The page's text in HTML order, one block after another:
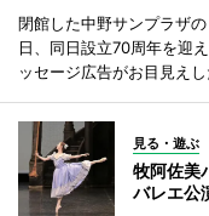
閉館した中野サンプラザ
日、同日設立70周年を迎
ッセージ広告がお目見えし
見る・遊ぶ
牧阿佐美
バレエ公